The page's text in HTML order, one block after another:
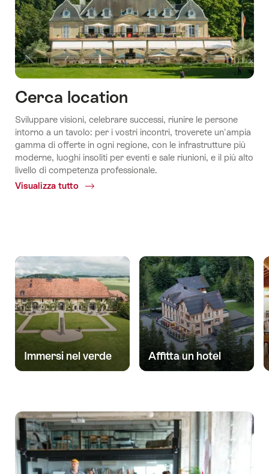
Cerca location
Sviluppare visioni, celebrare successi, riunire le persone
intorno a un tavolo: per i vostri incontri, troverete un'ampia
gamma di offerte in ogni regione, con le infrastrutture più
moderne, luoghi insoliti per eventi e sale riunioni, e il più alto
livello di competenza professionale.
Visualizza tutto
Common.Of
Immersi nel verde Affitta un hotel